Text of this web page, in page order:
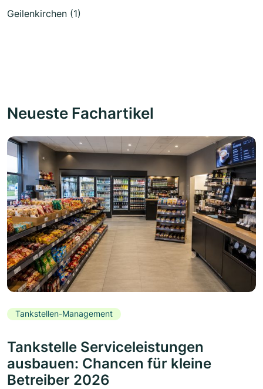
Geilenkirchen (1)
Neueste Fachartikel
Tankstellen-Management
Tankstelle Serviceleistungen
ausbauen: Chancen für kleine
Betreiber 2026